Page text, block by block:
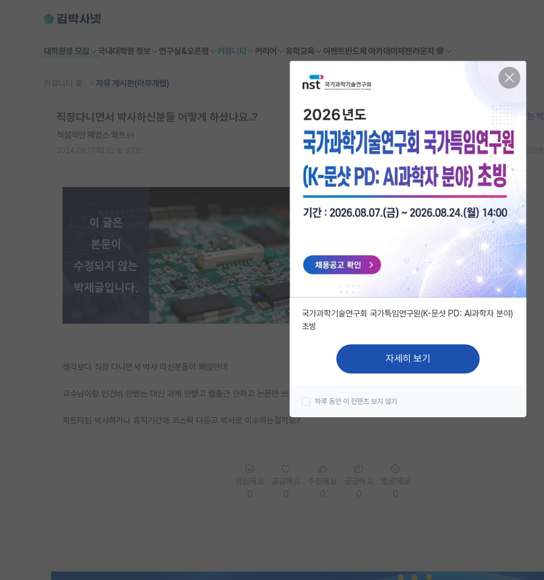
대학원생 모집 국내대학원 정보 연구실&오픈랩 커뮤니티 커리어 유학교육 이벤트반도체 아카데미 재팬라운지 🌸
커뮤니티 홈 자유 게시판(아무개랩)
본문이 수정되지 않는
직장다니면서 박사하신분들 어떻게 하셨나요..?
직설적인 제임스 와트
스크랩
생각보다 직장 다니면서 박사 따신분들이 꽤많던데
교수님이랑 인건비 안받는 대신 과제 안받고 랩출근 안하고 논문만 쓰겠다고 딜 하고
파트타임 박사하거나 휴직기간에 코스웍 다듣고 박사로 이수하는걸까요?
국가과학기술연구회 국가특임연구원(K-문샷 PD: AI과학자 분야)
초빙
자세히 보기
하루 동안 이 컨텐츠 보지 않기